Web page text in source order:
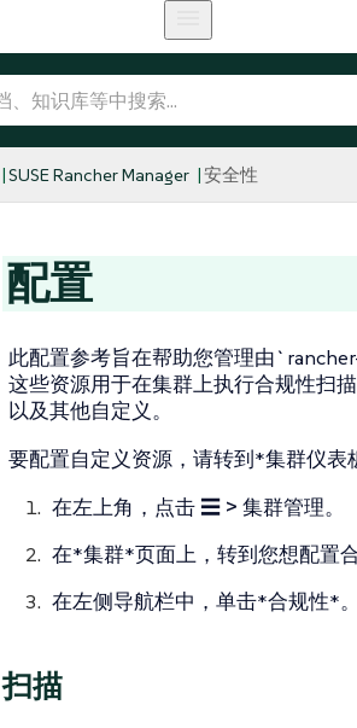
SUSE Rancher Manager 安全性
配置
此配置参考旨在帮助您管理由
这些资源用于在集群上执行合规性扫
以及其他自定义。
要配置自定义资源，请转到*集群仪表
在左上角，点击 ☰ > 集群管理。
在*集群*页面上，转到您想配置
在左侧导航栏中，单击*合规性*。
扫描